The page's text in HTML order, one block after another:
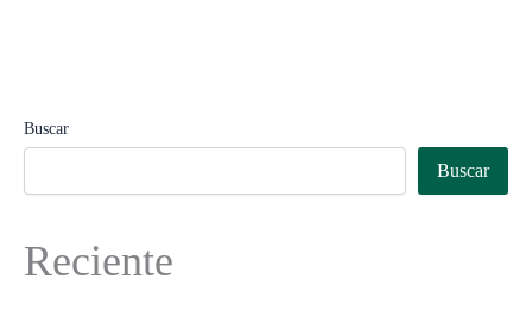
Buscar
Buscar
Reciente